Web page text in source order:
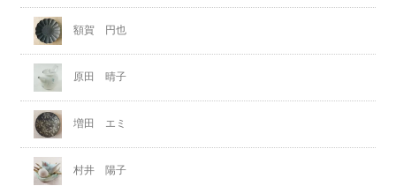
額賀 円也
原田 晴子
増田 エミ
村井 陽子